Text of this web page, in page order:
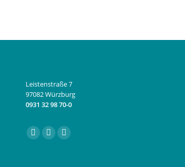
Leistenstraße 7
97082 Würzburg
0931 32 98 70-0
Finden Sie uns auf:
FacebookInstagram
E-